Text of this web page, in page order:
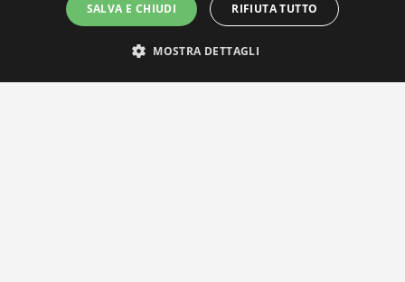
SALVA E CHIUDI RIFIUTA TUTTO
MOSTRA DETTAGLI